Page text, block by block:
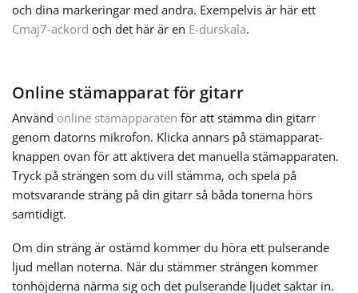
Svenska
Türkçe
Українська
简体中文
繁體中文
och dina markeringar med andra. Exempelvis är här ett
Cmaj7-ackord och det här är en E-durskala.
Online stämapparat för gitarr
Använd online stämapparaten för att stämma din gitarr
genom datorns mikrofon. Klicka annars på stämapparat-
knappen ovan för att aktivera det manuella stämapparaten.
Tryck på strängen som du vill stämma, och spela på
motsvarande sträng på din gitarr så båda tonerna hörs
samtidigt.
Om din sträng är ostämd kommer du höra ett pulserande
ljud mellan noterna. När du stämmer strängen kommer
tonhöjderna närma sig och det pulserande ljudet saktar in.